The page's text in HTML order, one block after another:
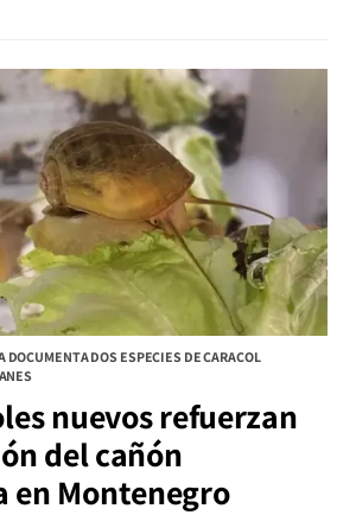
DOS ESPECIES DE CARACOL
nuevos refuerzan
del cañón
en Montenegro